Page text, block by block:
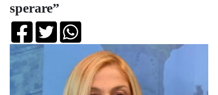
sperare”